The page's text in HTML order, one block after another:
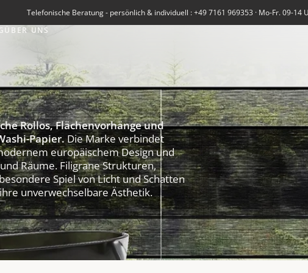
Telefonische Beratung - persönlich & individuell : +49 7161 969353 · Mo-Fr. 09-14
ÜBER UNS
Rollos, Flächenvorhänge und
Papier.Die Marke verbindet
europäischem Design und
Räume. Filigrane Strukturen,
Spiel von Licht und Schatten
unverwechselbare Ästhetik.